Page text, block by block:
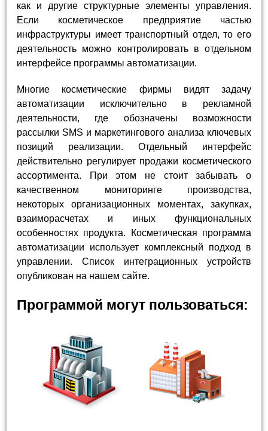
как и другие структурные элементы управления.
Если косметическое предприятие частью
инфраструктуры имеет транспортный отдел, то его
деятельность можно контролировать в отдельном
интерфейсе программы автоматизации.
Многие косметические фирмы видят задачу
автоматизации исключительно в рекламной
деятельности, где обозначены возможности
рассылки SMS и маркетингового анализа ключевых
позиций реализации. Отдельный интерфейс
действительно регулирует продажи косметического
ассортимента. При этом не стоит забывать о
качественном мониторинге производства,
некоторых организационных моментах, закупках,
взаиморасчетах и иных функциональных
особенностях продукта. Косметическая программа
автоматизации использует комплексный подход в
управлении. Список интеграционных устройств
опубликован на нашем сайте.
Программой могут пользоваться: